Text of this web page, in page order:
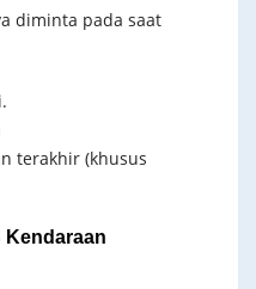
diminta pada saat
terakhir (khusus
Kendaraan